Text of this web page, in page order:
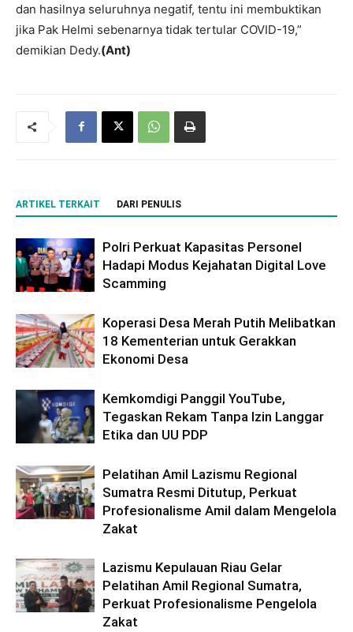
dan hasilnya seluruhnya negatif, tentu ini membuktikan
jika Pak Helmi sebenarnya tidak tertular COVID-19,”
demikian Dedy.(Ant)
ARTIKEL TERKAIT DARI PENULIS
Polri Perkuat Kapasitas Personel
Hadapi Modus Kejahatan Digital Love
Scamming
Koperasi Desa Merah Putih Melibatkan
18 Kementerian untuk Gerakkan
Ekonomi Desa
Kemkomdigi Panggil YouTube,
Tegaskan Rekam Tanpa Izin Langgar
Etika dan UU PDP
Pelatihan Amil Lazismu Regional
Sumatra Resmi Ditutup, Perkuat
Profesionalisme Amil dalam Mengelola
Zakat
Lazismu Kepulauan Riau Gelar
Pelatihan Amil Regional Sumatra,
Perkuat Profesionalisme Pengelola
Zakat